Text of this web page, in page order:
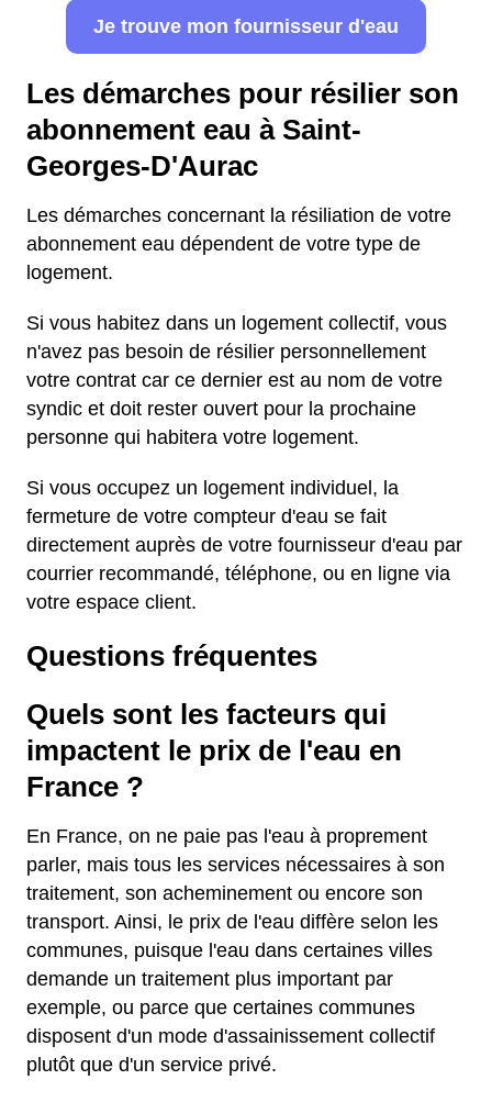
Je trouve mon fournisseur d'eau
Les démarches pour résilier son
abonnement eau à Saint-
Georges-D'Aurac
Les démarches concernant la résiliation de votre
abonnement eau dépendent de votre type de
logement.
Si vous habitez dans un logement collectif, vous
n'avez pas besoin de résilier personnellement
votre contrat car ce dernier est au nom de votre
syndic et doit rester ouvert pour la prochaine
personne qui habitera votre logement.
Si vous occupez un logement individuel, la
fermeture de votre compteur d'eau se fait
directement auprès de votre fournisseur d'eau par
courrier recommandé, téléphone, ou en ligne via
votre espace client.
Questions fréquentes
Quels sont les facteurs qui
impactent le prix de l'eau en
France ?
En France, on ne paie pas l'eau à proprement
parler, mais tous les services nécessaires à son
traitement, son acheminement ou encore son
transport. Ainsi, le prix de l'eau diffère selon les
communes, puisque l'eau dans certaines villes
demande un traitement plus important par
exemple, ou parce que certaines communes
disposent d'un mode d'assainissement collectif
plutôt que d'un service privé.